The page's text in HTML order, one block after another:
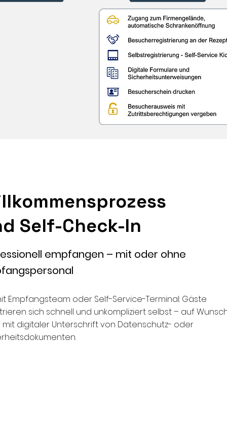
Self-Check-In
empfangen – mit oder ohne
Empfangsteam oder Self-Service-Terminal: Gäste
sich schnell und unkompliziert selbst – auf
digitaler Unterschrift von Datenschutz- oder